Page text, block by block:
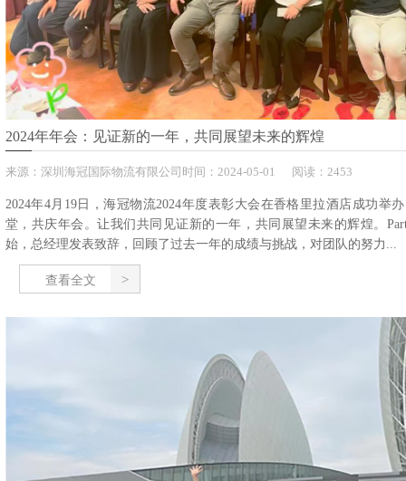
2024年年会：见证新的一年，共同展望未来的辉煌
来源： 深圳海冠国际物流有限公司 时间： 2024-05-01 阅读：2453
2024年4月19日，海冠物流2024年度表彰大会在香格里拉酒店成功举
堂，共庆年会。让我们共同见证新的一年，共同展望未来的辉煌。
始，总经理发表致辞，回顾了过去一年的成绩与挑战，对团队的努力...
查看全文